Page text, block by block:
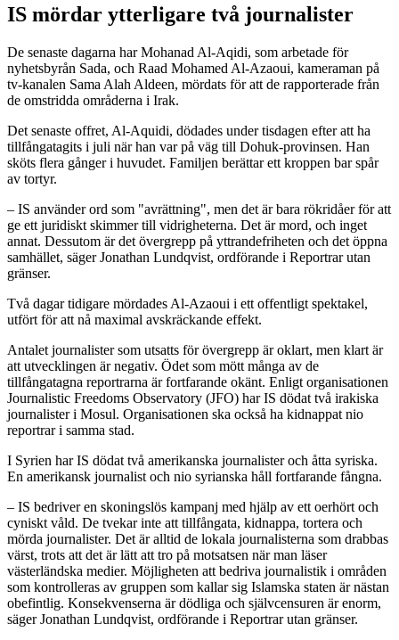
IS mördar ytterligare två journalister
De senaste dagarna har Mohanad Al-Aqidi, som arbetade för
nyhetsbyrån Sada, och Raad Mohamed Al-Azaoui, kameraman på
tv-kanalen Sama Alah Aldeen, mördats för att de rapporterade från
de omstridda områderna i Irak.
Det senaste offret, Al-Aquidi, dödades under tisdagen efter att ha
tillfångatagits i juli när han var på väg till Dohuk-provinsen. Han
sköts flera gånger i huvudet. Familjen berättar ett kroppen bar spår
av tortyr.
– IS använder ord som "avrättning", men det är bara rökridåer för att
ge ett juridiskt skimmer till vidrigheterna. Det är mord, och inget
annat. Dessutom är det övergrepp på yttrandefriheten och det öppna
samhället, säger Jonathan Lundqvist, ordförande i Reportrar utan
gränser.
Två dagar tidigare mördades Al-Azaoui i ett offentligt spektakel,
utfört för att nå maximal avskräckande effekt.
Antalet journalister som utsatts för övergrepp är oklart, men klart är
att utvecklingen är negativ. Ödet som mött många av de
tillfångatagna reportrarna är fortfarande okänt. Enligt organisationen
Journalistic Freedoms Observatory (JFO) har IS dödat två irakiska
journalister i Mosul. Organisationen ska också ha kidnappat nio
reportrar i samma stad.
I Syrien har IS dödat två amerikanska journalister och åtta syriska.
En amerikansk journalist och nio syrianska håll fortfarande fångna.
– IS bedriver en skoningslös kampanj med hjälp av ett oerhört och
cyniskt våld. De tvekar inte att tillfångata, kidnappa, tortera och
mörda journalister. Det är alltid de lokala journalisterna som drabbas
värst, trots att det är lätt att tro på motsatsen när man läser
västerländska medier. Möjligheten att bedriva journalistik i områden
som kontrolleras av gruppen som kallar sig Islamska staten är nästan
obefintlig. Konsekvenserna är dödliga och självcensuren är enorm,
säger Jonathan Lundqvist, ordförande i Reportrar utan gränser.